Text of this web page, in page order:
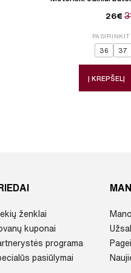
26€
36 37
Į KREPŠELĮ
ženklai
kuponai
programa
pasiūlymai